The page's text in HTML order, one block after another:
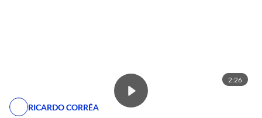
2:26
RICARDO CORRÊA